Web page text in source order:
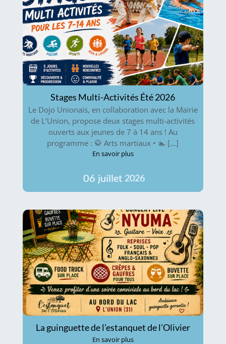
Stages Multi-Activités Été 2026
Le Dojo Unionais, en collaboration avec la Mairie
de L’Union, propose deux stages multi-activités
ouverts aux jeunes de 7 à 14 ans ! Au
programme : 🥋 Arts martiaux • 🏊 […]
En savoir plus
06 juillet 2026
La guinguette de l’estanquet de l’Olivier
En savoir plus